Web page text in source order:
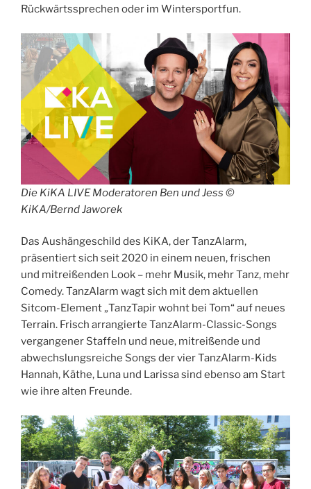
Rückwärtssprechen oder im Wintersportfun.
Die KiKA LIVE Moderatoren Ben und Jess ©
KiKA/Bernd Jaworek
Das Aushängeschild des KiKA, der TanzAlarm,
präsentiert sich seit 2020 in einem neuen, frischen
und mitreißenden Look – mehr Musik, mehr Tanz, mehr
Comedy. TanzAlarm wagt sich mit dem aktuellen
Sitcom-Element „TanzTapir wohnt bei Tom“ auf neues
Terrain. Frisch arrangierte TanzAlarm-Classic-Songs
vergangener Staffeln und neue, mitreißende und
abwechslungsreiche Songs der vier TanzAlarm-Kids
Hannah, Käthe, Luna und Larissa sind ebenso am Start
wie ihre alten Freunde.